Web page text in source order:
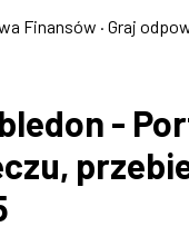
Finansów · Graj
-